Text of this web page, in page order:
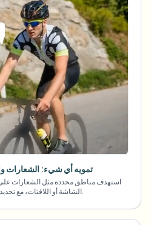
تمويه أي شيء: الشعارات
استهدف مناطق محددة مثل الشعارات على